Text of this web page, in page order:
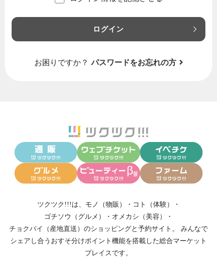
ログイン
お困りですか？ パスワードをお忘れの方
ツクツク!!!は、 モノ（物販） ・ コト（体験）
・
ゴチソウ（グルメ）
・ オメカシ（美容）
・
チョクバイ（産地直送） のショッピングと予約サイト。
みんなで
シェアし合う おすそ分けポイント機能を搭載した総合マーケット
プレイスです。